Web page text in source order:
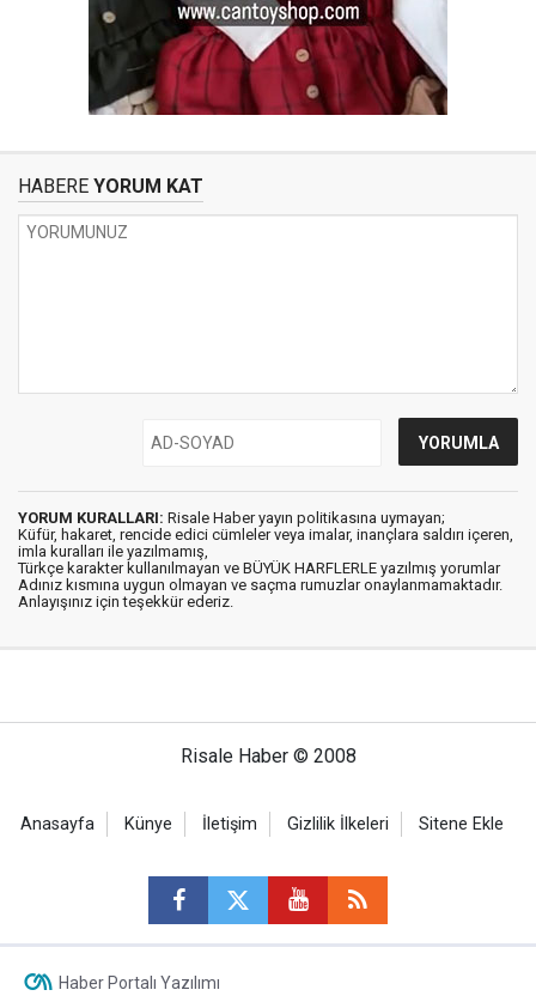
HABERE YORUM KAT
YORUM KURALLARI: Risale Haber yayın politikasına uymayan;
Küfür, hakaret, rencide edici cümleler veya imalar, inançlara saldırı içeren,
imla kuralları ile yazılmamış,
Türkçe karakter kullanılmayan ve BÜYÜK HARFLERLE yazılmış yorumlar
Adınız kısmına uygun olmayan ve saçma rumuzlar onaylanmamaktadır.
Anlayışınız için teşekkür ederiz.
Risale Haber © 2008
Anasayfa Künye İletişim Gizlilik İlkeleri Sitene Ekle
Haber Portalı Yazılımı